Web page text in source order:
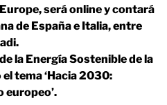
será online y contará
de España e Italia, entre
la Energía Sostenible de la
tema ‘Hacia 2030:
europeo’.